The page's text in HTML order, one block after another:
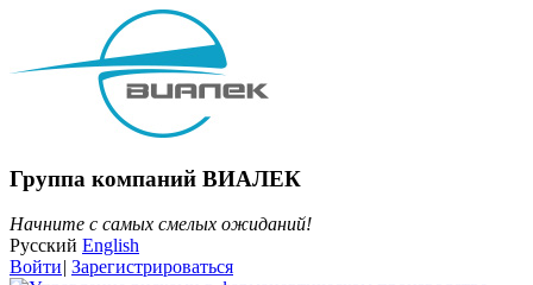
Группа компаний ВИАЛЕК
Начните с самых смелых ожиданий!
Русский English
Войти| Зарегистрироваться